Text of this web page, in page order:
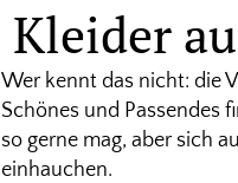
Kleider
Wer kennt das nicht: die
Schönes und Passendes
so gerne mag, aber sich
einhauchen.